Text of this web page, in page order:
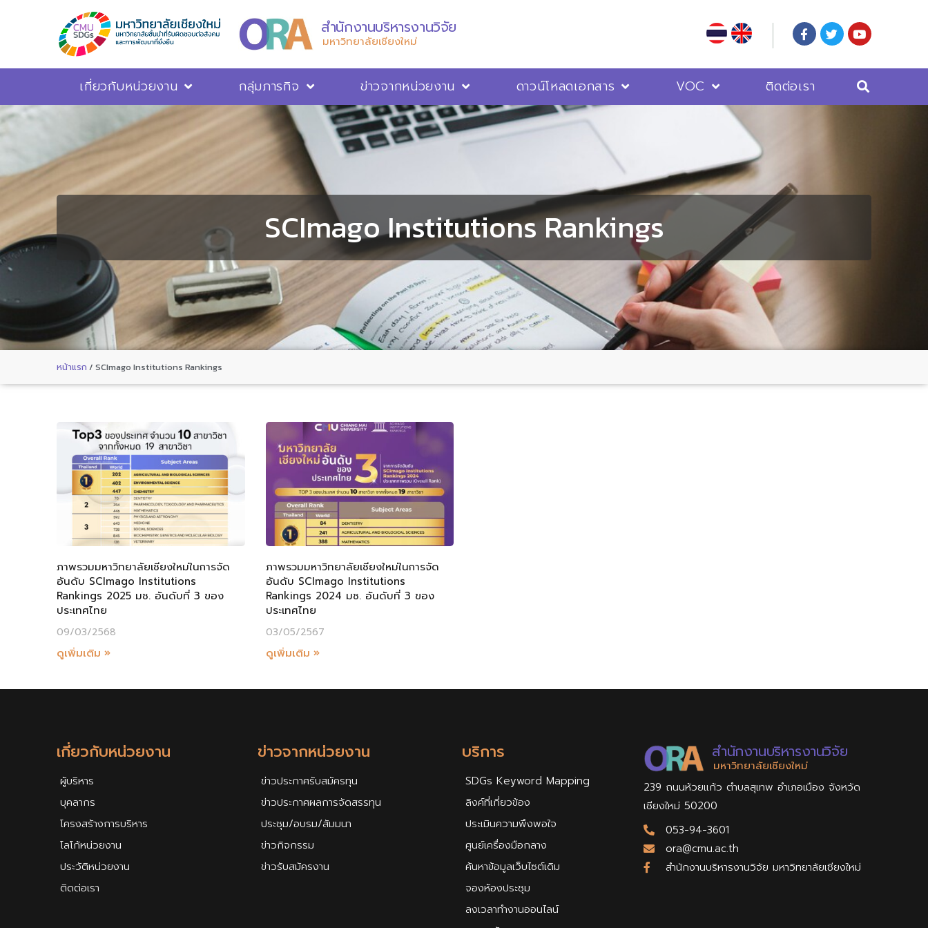
สำนักงานบริหารงานวิจัย
มหาวิทยาลัยเชียงใหม่
เกี่ยวกับหน่วยงาน กลุ่มภารกิจ ข่าวจากหน่วยงาน ดาวน์โหลดเอกสาร VOC ติดต่อเรา
SCImago Institutions Rankings
หน้าแรก / SCImago Institutions Rankings
ภาพรวมมหาวิทยาลัยเชียงใหม่ในการจัด
อันดับ SCImago Institutions
Rankings 2025 มช. อันดับที่ 3 ของ
ประเทศไทย
09/03/2568
ดูเพิ่มเติม »
ภาพรวมมหาวิทยาลัยเชียงใหม่ในการจัด
อันดับ SCImago Institutions
Rankings 2024 มช. อันดับที่ 3 ของ
ประเทศไทย
03/05/2567
ดูเพิ่มเติม »
เกี่ยวกับหน่วยงาน
ผู้บริหาร
บุคลากร
โครงสร้างการบริหาร
โลโก้หน่วยงาน
ประวัติหน่วยงาน
ติดต่อเรา
ข่าวจากหน่วยงาน
ข่าวประกาศรับสมัครทุน
ข่าวประกาศผลการจัดสรรทุน
ประชุม/อบรม/สัมมนา
ข่าวกิจกรรม
ข่าวรับสมัครงาน
บริการ
SDGs Keyword Mapping
ลิงค์ที่เกี่ยวข้อง
ประเมินความพึงพอใจ
ศูนย์เครื่องมือกลาง
ค้นหาข้อมูลเว็บไซต์เดิม
จองห้องประชุม
ลงเวลาทำงานออนไลน์
สำนักงานบริหารงานวิจัย
มหาวิทยาลัยเชียงใหม่
239 ถนนห้วยแก้ว ตำบลสุเทพ อำเภอเมือง จังหวัด
เชียงใหม่ 50200
053-94-3601
ora@cmu.ac.th
สำนักงานบริหารงานวิจัย มหาวิทยาลัยเชียงใหม่